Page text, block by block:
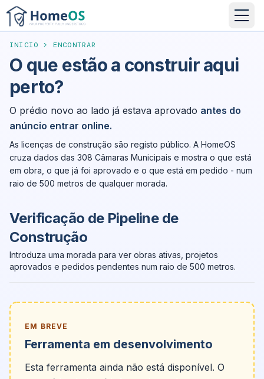
INICIO > ENCONTRAR
O que estão a construir aqui
perto?
O prédio novo ao lado já estava aprovado antes do
anúncio entrar online.
As licenças de construção são registo público. A HomeOS
cruza dados das 308 Câmaras Municipais e mostra o que está
em obra, o que já foi aprovado e o que está em pedido - num
raio de 500 metros de qualquer morada.
Verificação de Pipeline de
Construção
Introduza uma morada para ver obras ativas, projetos
aprovados e pedidos pendentes num raio de 500 metros.
EM BREVE
Ferramenta em desenvolvimento
Esta ferramenta ainda não está disponível. O